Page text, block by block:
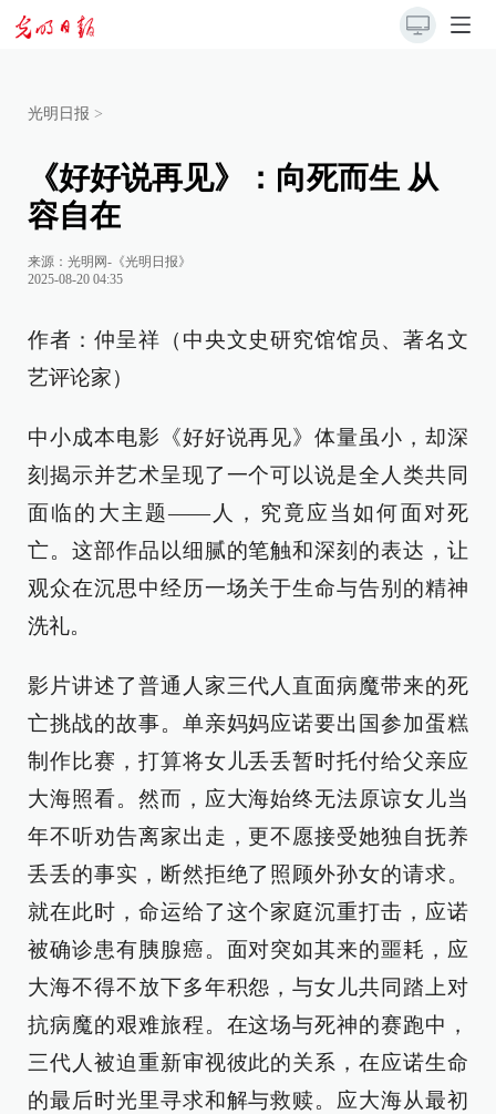
光明日报 >
《好好说再见》：向死而生 从
容自在
来源： 光明网-《光明日报》
2025-08-20 04:35
作者：仲呈祥（中央文史研究馆馆员、著名文
艺评论家）
中小成本电影《好好说再见》体量虽小，却深
刻揭示并艺术呈现了一个可以说是全人类共同
面临的大主题——人，究竟应当如何面对死
亡。这部作品以细腻的笔触和深刻的表达，让
观众在沉思中经历一场关于生命与告别的精神
洗礼。
影片讲述了普通人家三代人直面病魔带来的死
亡挑战的故事。单亲妈妈应诺要出国参加蛋糕
制作比赛，打算将女儿丢丢暂时托付给父亲应
大海照看。然而，应大海始终无法原谅女儿当
年不听劝告离家出走，更不愿接受她独自抚养
丢丢的事实，断然拒绝了照顾外孙女的请求。
就在此时，命运给了这个家庭沉重打击，应诺
被确诊患有胰腺癌。面对突如其来的噩耗，应
大海不得不放下多年积怨，与女儿共同踏上对
抗病魔的艰难旅程。在这场与死神的赛跑中，
三代人被迫重新审视彼此的关系，在应诺生命
的最后时光里寻求和解与救赎。应大海从最初